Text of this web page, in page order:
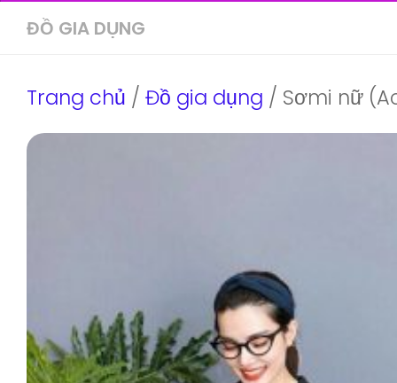
ĐỒ GIA DỤNG
Trang chủ / Đồ gia dụng / Sơmi nữ